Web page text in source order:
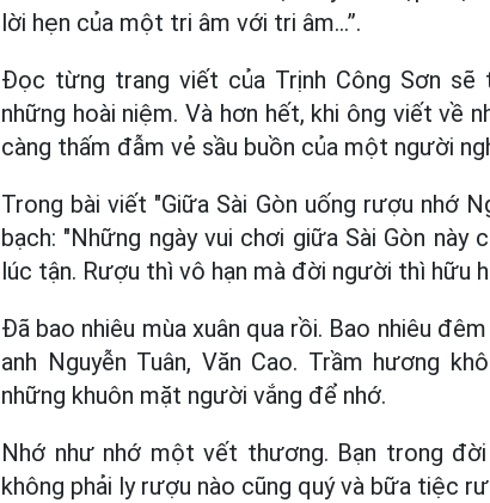
lời hẹn của một tri âm với tri âm...”.
Đọc từng trang viết của Trịnh Công Sơn
những hoài niệm. Và hơn hết, khi ông viết về
càng thấm đẫm vẻ sầu buồn của một người
Trong bài viết "Giữa Sài Gòn uống rượu nhớ
bạch: "Những ngày vui chơi giữa Sài Gòn
lúc tận. Rượu thì vô hạn mà đời người thì hữu
Đã bao nhiêu mùa xuân qua rồi. Bao nhiêu
anh Nguyễn Tuân, Văn Cao. Trầm hương
những khuôn mặt người vắng để nhớ.
Nhớ như nhớ một vết thương. Bạn trong
không phải ly rượu nào cũng quý và bữa tiệc